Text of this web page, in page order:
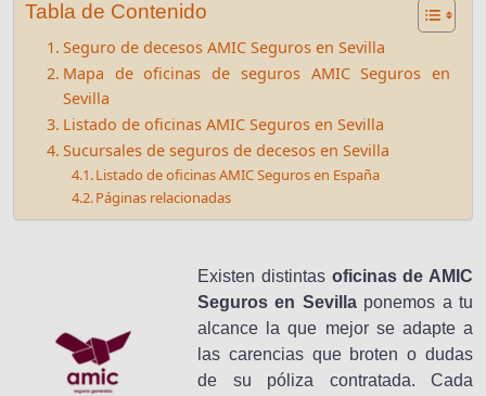
Tabla de Contenido
Seguro de decesos AMIC Seguros en Sevilla
Mapa de oficinas de seguros AMIC Seguros en
Sevilla
Listado de oficinas AMIC Seguros en Sevilla
Sucursales de seguros de decesos en Sevilla
Listado de oficinas AMIC Seguros en España
Páginas relacionadas
Existen distintas oficinas de AMIC
Seguros en Sevillaponemos a tu
alcance la que mejor se adapte a
las carencias que broten o dudas
de su póliza contratada. Cada